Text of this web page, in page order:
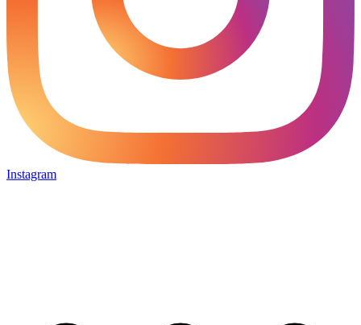
Instagram